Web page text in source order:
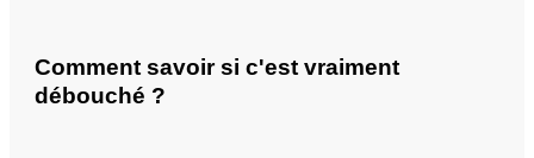
Comment savoir si c'est vraiment
débouché ?